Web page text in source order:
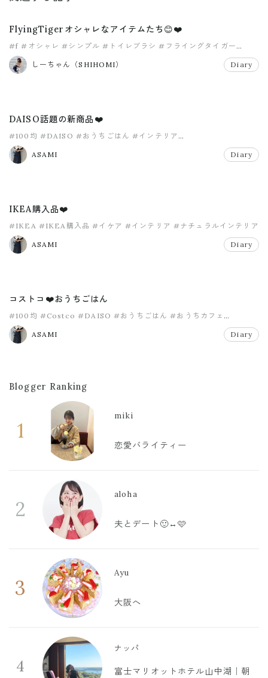
FlyingTigerオシャレなアイテムたち😊❤️
#f #オシャレ #シンプル #トイレブラシ #フライングタイガー
#フレーム
しーちゃん（SHIHOMI）
Diary
DAISO話題の新商品❤️
#100均 #DAISO #おうちごはん #インテリア
#コーヒーティラミスフラペチーノ
ASAMI
Diary
IKEA購入品❤️
#IKEA #IKEA購入品 #イケア #インテリア #ナチュラルインテリア
#プチプラ
ASAMI
Diary
コストコ❤️おうちごはん
#100均 #Costco #DAISO #おうちごはん #おうちカフェ
#コストコ
ASAMI
Diary
Blogger Ranking
1
miki
恋愛バライティー
2
aloha
夫とデート🙂‍↔️🩷
3
Ayu
大阪へ
4
ナッパ
富士マリオットホテル山中湖｜朝